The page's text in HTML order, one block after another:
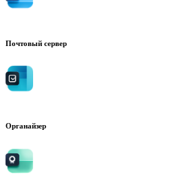
Почтовый сервер
Органайзер